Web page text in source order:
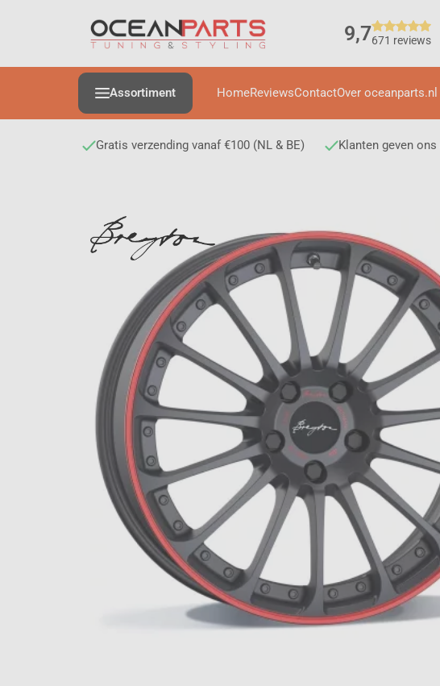
9,7671 reviews
Assortiment HomeReviewsContactOver oceanparts.nl
Gratis verzending vanaf €100 (NL & BE) Klanten geven ons